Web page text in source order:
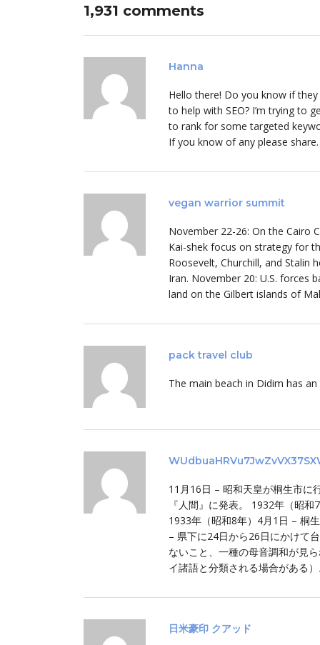
1,931 comments
Hanna
Hello there! Do you know if
to help with SEO? I’m trying to
to rank for some targeted
If you know of any please
vegan warrior summit
November 22-26: On the Cairo
Kai-shek focus on strategy for
Roosevelt, Churchill, and Stalin
Iran. November 20: U.S. forces
land on the Gilbert islands of
pack travel club
The main beach in Didim has
11月16日 – 昭和天皇が桐生市に
『人間』に発表。 1932年（昭
1933年（昭和8年）4月1日 – 桐
– 県下に24日から26日にかけて
ないこと、一種の母音調和が見
イ諸語と分類される場合がある）
日米豪印 クアッド